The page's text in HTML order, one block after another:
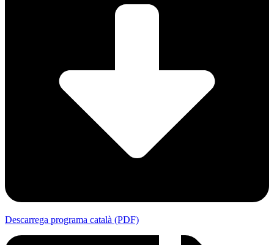
Descarrega programa català (PDF)